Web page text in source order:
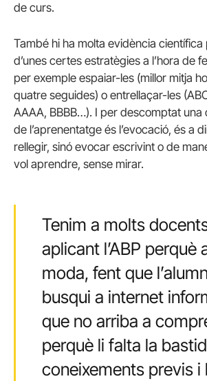
de curs.
També hi ha molta evidència científica
d’unes certes estratègies a l’hora de
per exemple espaiar-les (millor mitja
quatre seguides) o entrellaçar-les
AAAA, BBBB…). I per descomptat una
de l’aprenentatge és l’evocació, és a
rellegir, sinó evocar escrivint o de
vol aprendre, sense mirar.
Tenim a molts
aplicant l’ABP perquè
moda, fent que
busqui a internet
que no arriba a
perquè li falta la
coneixements previs i